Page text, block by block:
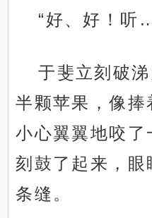
“好、好！听
于斐立刻破
半颗苹果，像捧
小心翼翼地咬了
刻鼓了起来，眼
条缝。